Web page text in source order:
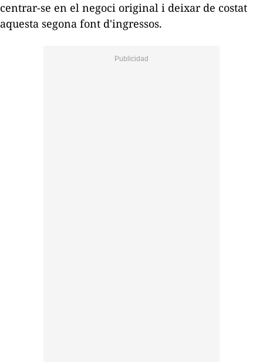
centrar-se en el negoci original i deixar de costat
aquesta segona font d'ingressos.